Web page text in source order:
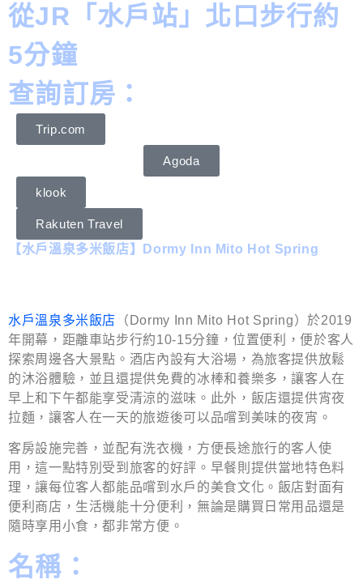
從JR「水戶站」北口步行約
5分鐘
查詢訂房：
Trip.com
Agoda
klook
Rakuten Travel
【水戶溫泉多米飯店】Dormy Inn Mito Hot Spring
水戶溫泉多米飯店 （Dormy Inn Mito Hot Spring）於2019
年開幕，距離車站步行約10-15分鐘，位置便利，便於客人
探索周邊各大景點。酒店內設有大浴場，為旅客提供放鬆
的沐浴體驗，並且還提供免費的冰棒和養樂多，讓客人在
早上和下午都能享受清涼的滋味。此外，飯店還提供宵夜
拉麵，讓客人在一天的旅遊後可以品嚐到美味的夜宵。
客房設施完善，並配有洗衣機，方便長途旅行的客人使
用，這一點特別受到旅客的好評。早餐則提供當地特色料
理，讓每位客人都能品嚐到水戶的美食文化。飯店對面有
便利商店，生活機能十分便利，無論是購買日常用品還是
隨時享用小食，都非常方便。
名稱：